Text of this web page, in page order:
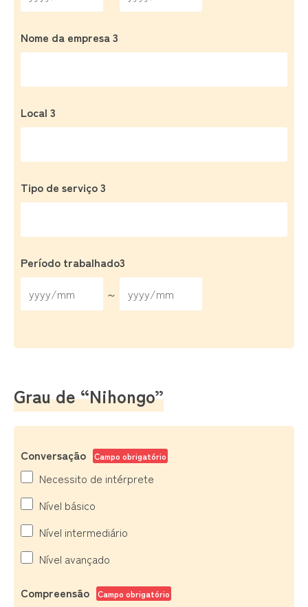
Nome da empresa 3
Local 3
Tipo de serviço 3
Período trabalhado3
～
Grau de “Nihongo”
Conversação Campo obrigatório
Necessito de intérprete
Nível básico
Nível intermediário
Nível avançado
Compreensão Campo obrigatório